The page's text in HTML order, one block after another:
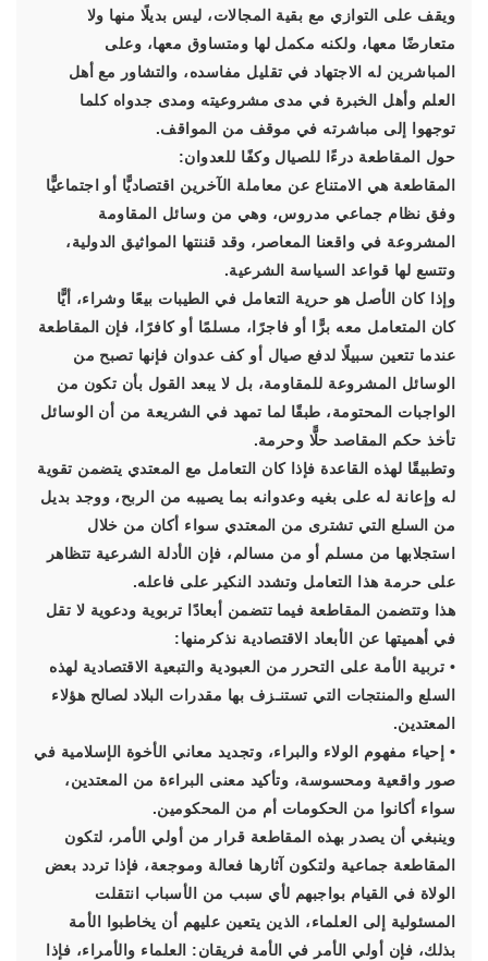
ويقف على التوازي مع بقية المجالات، ليس بديلًا منها ولا
متعارضًا معها، ولكنه مكمل لها ومتساوق معها، وعلى
المباشرين له الاجتهاد في تقليل مفاسده، والتشاور مع أهل
العلم وأهل الخبرة في مدى مشروعيته ومدى جدواه كلما
توجهوا إلى مباشرته في موقف من المواقف.
حول المقاطعة درءًا للصيال وكفًا للعدوان:
المقاطعة هي الامتناع عن معاملة الآخرين اقتصاديًّا أو اجتماعيًّا
وفق نظام جماعي مدروس، وهي من وسائل المقاومة
المشروعة في واقعنا المعاصر، وقد قننتها المواثيق الدولية،
وتتسع لها قواعد السياسة الشرعية.
وإذا كان الأصل هو حرية التعامل في الطيبات بيعًا وشراء، أيًّا
كان المتعامل معه برًّا أو فاجرًا، مسلمًا أو كافرًا، فإن المقاطعة
عندما تتعين سبيلًا لدفع صيال أو كف عدوان فإنها تصبح من
الوسائل المشروعة للمقاومة، بل لا يبعد القول بأن تكون من
الواجبات المحتومة، طبقًا لما تمهد في الشريعة من أن الوسائل
تأخذ حكم المقاصد حلًّا وحرمة.
وتطبيقًا لهذه القاعدة فإذا كان التعامل مع المعتدي يتضمن تقوية
له وإعانة له على بغيه وعدوانه بما يصيبه من الربح، ووجد بديل
من السلع التي تشترى من المعتدي سواء أكان من خلال
استجلابها من مسلم أو من مسالم، فإن الأدلة الشرعية تتظاهر
على حرمة هذا التعامل وتشدد النكير على فاعله.
هذا وتتضمن المقاطعة فيما تتضمن أبعادًا تربوية ودعوية لا تقل
في أهميتها عن الأبعاد الاقتصادية نذكرمنها:
• تربية الأمة على التحرر من العبودية والتبعية الاقتصادية لهذه
السلع والمنتجات التي تستنـزف بها مقدرات البلاد لصالح هؤلاء
المعتدين.
• إحياء مفهوم الولاء والبراء، وتجديد معاني الأخوة الإسلامية في
صور واقعية ومحسوسة، وتأكيد معنى البراءة من المعتدين،
سواء أكانوا من الحكومات أم من المحكومين.
وينبغي أن يصدر بهذه المقاطعة قرار من أولي الأمر، لتكون
المقاطعة جماعية ولتكون آثارها فعالة وموجعة، فإذا تردد بعض
الولاة في القيام بواجبهم لأي سبب من الأسباب انتقلت
المسئولية إلى العلماء، الذين يتعين عليهم أن يخاطبوا الأمة
بذلك، فإن أولي الأمر في الأمة فريقان: العلماء والأمراء، فإذا